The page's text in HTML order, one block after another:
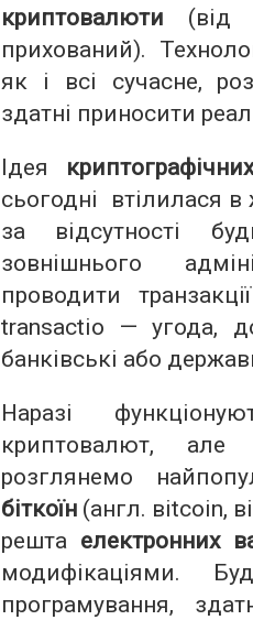
криптовалюти (від
прихований).
як і всі сучасне,
здатні приносити
Ідея
сьогодні втілилася в
за відсутності
зовнішнього
проводити
transactio — угода,
банківські або
Наразі
криптовалют, але
розглянемо
біткоїн (англ. вitcoin,
решта електронних
модифікаціями.
програмування,